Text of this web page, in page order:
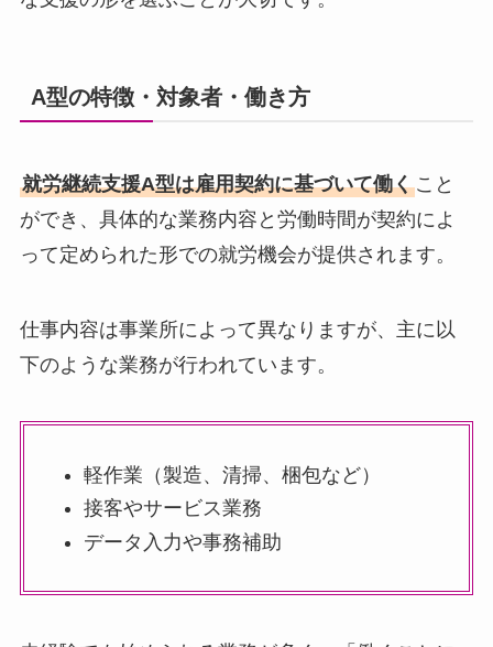
A型の特徴・対象者・働き方
就労継続支援A型は雇用契約に基づいて働くこと
ができ、具体的な業務内容と労働時間が契約によ
って定められた形での就労機会が提供されます。
仕事内容は事業所によって異なりますが、主に以
下のような業務が行われています。
軽作業（製造、清掃、梱包など）
接客やサービス業務
データ入力や事務補助